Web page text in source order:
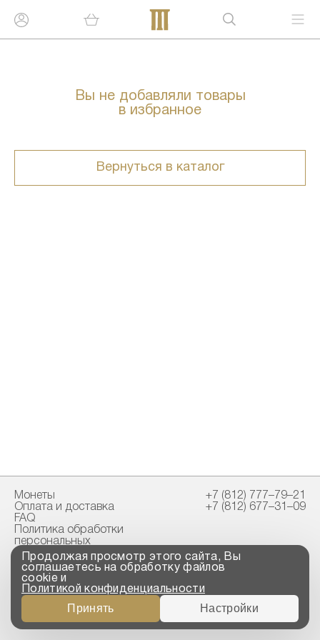
Вы не добавляли товары
в избранное
Вернуться в каталог
Монеты
Оплата и доставка
FAQ
Политика обработки
персональных
данных
Свидетельство
пробирной палаты
+7 (812) 777–79–21
+7 (812) 677–31–09
Copyright © 2023-2026
“ООО ТРОЙСКИЙ
СТАНДАРТ”
Продолжая просмотр этого сайта, Вы
соглашаетесь на обработку файлов
cookie и
Политикой конфиденциальности
Принять Настройки